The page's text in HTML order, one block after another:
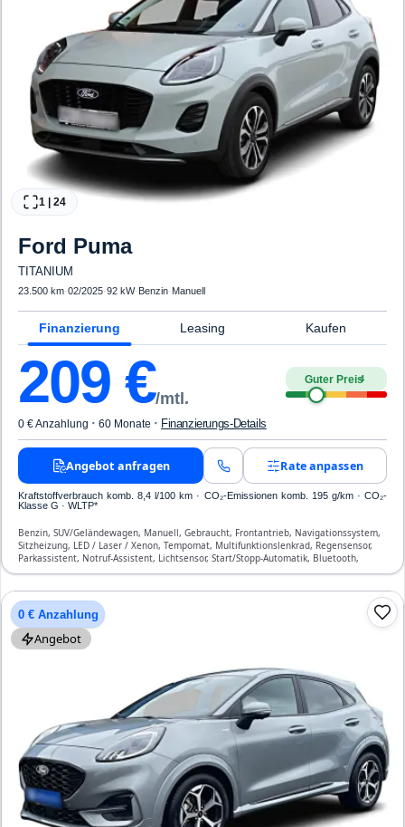
1 24
Ford Puma
TITANIUM
23.500 km·02/2025·92 kW· Benzin· Manuell
Finanzierung Leasing Kaufen
209 €/mtl.
Guter Preis4
0 € Anzahlung · 60 Monate · Finanzierungs-Details
Angebot anfragen Rate anpassen
Kraftstoffverbrauch komb. 8,4 l/100 km · CO₂-Emissionen komb. 195 g/km · CO₂-
Klasse G · WLTP*
Benzin, SUV/Geländewagen, Manuell, Gebraucht, Frontantrieb, Navigationssystem,
Sitzheizung, LED / Laser / Xenon, Tempomat, Multifunktionslenkrad, Regensensor,
Parkassistent, Notruf-Assistent, Lichtsensor, Start/Stopp-Automatik, Bluetooth,
Freisprecheinrichtung, Verkehrszeichen-Erkennung, ESP, ABS, Klimaautomatik,
0 € Anzahlung
Angebot